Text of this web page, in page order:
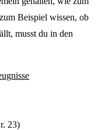
Beispiel wissen, ob
musst du in den
23)